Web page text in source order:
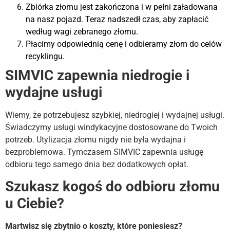
Zbiórka złomu jest zakończona i w pełni załadowana
na nasz pojazd. Teraz nadszedł czas, aby zapłacić
według wagi zebranego złomu.
Płacimy odpowiednią cenę i odbieramy złom do celów
recyklingu.
SIMVIC zapewnia niedrogie i
wydajne usługi
Wiemy, że potrzebujesz szybkiej, niedrogiej i wydajnej usługi.
Świadczymy usługi windykacyjne dostosowane do Twoich
potrzeb. Utylizacja złomu nigdy nie była wydajna i
bezproblemowa. Tymczasem SIMVIC zapewnia usługę
odbioru tego samego dnia bez dodatkowych opłat.
Szukasz kogoś do odbioru złomu
u Ciebie?
Martwisz się zbytnio o koszty, które poniesiesz?